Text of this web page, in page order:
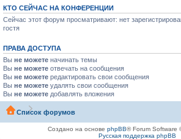
КТО СЕЙЧАС НА КОНФЕРЕНЦИИ
Сейчас этот форум просматривают: нет
гостя
ПРАВА ДОСТУПА
Вы не можете начинать темы
Вы не можете отвечать на сообщения
Вы не можете редактировать свои сообщения
Вы не можете удалять свои сообщения
Вы не можете добавлять вложения
Список форумов
Создано на основе phpBB® Forum Software
Русская поддержка phpBB